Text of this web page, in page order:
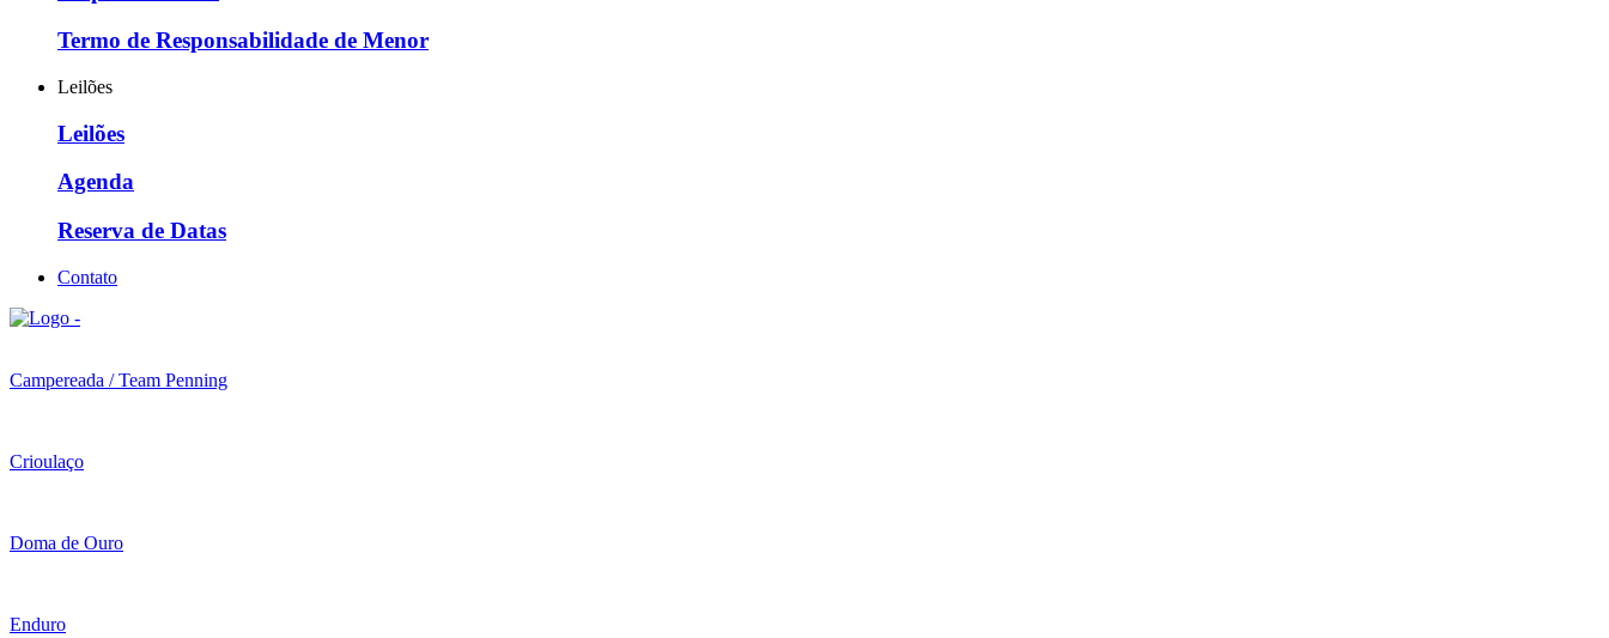
Termo de Responsabilidade de Menor
Leilões
Leilões
Agenda
Reserva de Datas
Contato
Campereada / Team Penning
Crioulaço
Doma de Ouro
Enduro